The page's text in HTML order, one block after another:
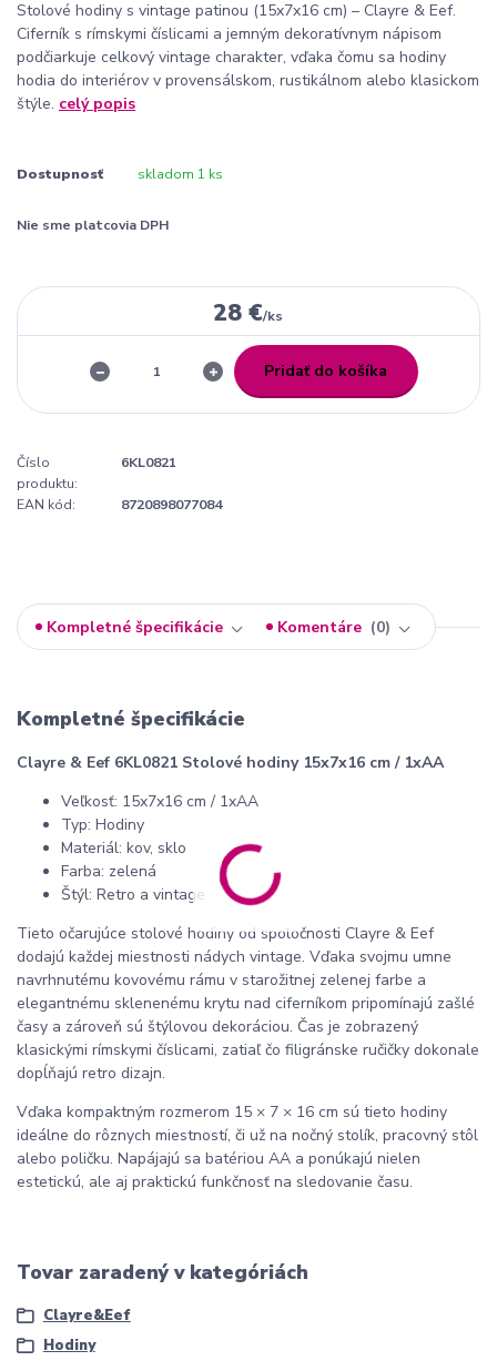
Stolové hodiny s vintage patinou (15x7x16 cm) – Clayre & Eef.
Ciferník s rímskymi číslicami a jemným dekoratívnym nápisom
podčiarkuje celkový vintage charakter, vďaka čomu sa hodiny
hodia do interiérov v provensálskom, rustikálnom alebo klasickom
štýle. celý popis
Dostupnosť skladom 1 ks
Nie sme platcovia DPH
28 €/ks
Pridať do košíka
Číslo
produktu:
6KL0821
EAN kód: 8720898077084
Kompletné špecifikácie Komentáre 0
Kompletné špecifikácie
Clayre & Eef 6KL0821 Stolové hodiny 15x7x16 cm / 1xAA
Veľkosť: 15x7x16 cm / 1xAA
Typ: Hodiny
Materiál: kov, sklo
Farba: zelená
Štýl: Retro a vintage
Tieto očarujúce stolové hodiny od spoločnosti Clayre & Eef
dodajú každej miestnosti nádych vintage. Vďaka svojmu umne
navrhnutému kovovému rámu v starožitnej zelenej farbe a
elegantnému sklenenému krytu nad ciferníkom pripomínajú zašlé
časy a zároveň sú štýlovou dekoráciou. Čas je zobrazený
klasickými rímskymi číslicami, zatiaľ čo filigránske ručičky dokonale
dopĺňajú retro dizajn.
Vďaka kompaktným rozmerom 15 × 7 × 16 cm sú tieto hodiny
ideálne do rôznych miestností, či už na nočný stolík, pracovný stôl
alebo poličku. Napájajú sa batériou AA a ponúkajú nielen
estetickú, ale aj praktickú funkčnosť na sledovanie času.
Tovar zaradený v kategóriách
Clayre&Eef
Hodiny